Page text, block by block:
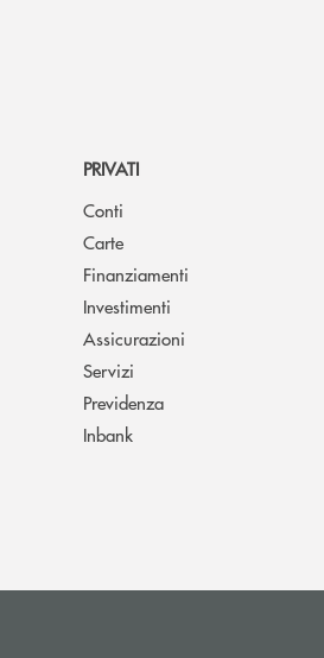
PRIVATI
Conti
Carte
Finanziamenti
Investimenti
Assicurazioni
Servizi
Previdenza
Inbank